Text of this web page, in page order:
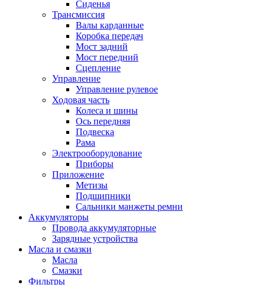
Сиденья
Трансмиссия
Валы карданные
Коробка передач
Мост задний
Мост передний
Сцепление
Управление
Управление рулевое
Ходовая часть
Колеса и шины
Ось передняя
Подвеска
Рама
Электрооборудование
Приборы
Приложение
Метизы
Подшипники
Сальники манжеты ремни
Аккумуляторы
Провода аккумуляторные
Зарядные устройства
Масла и смазки
Масла
Смазки
Фильтры